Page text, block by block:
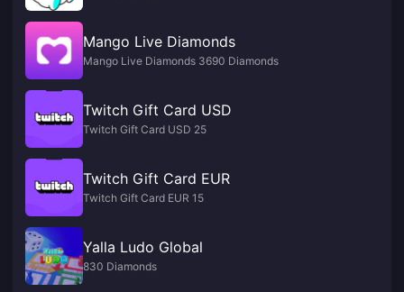
Mango Live Diamonds
Mango Live Diamonds 3690 Diamonds
Twitch Gift Card USD
Twitch Gift Card USD 25
Twitch Gift Card EUR
Twitch Gift Card EUR 15
Yalla Ludo Global
830 Diamonds